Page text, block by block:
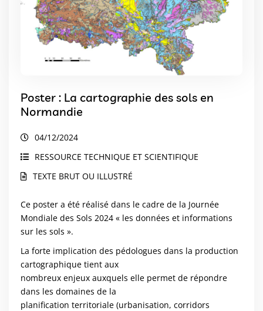
Poster : La cartographie des sols en
Normandie
04/12/2024
RESSOURCE TECHNIQUE ET SCIENTIFIQUE
TEXTE BRUT OU ILLUSTRÉ
Ce poster a été réalisé dans le cadre de la Journée
Mondiale des Sols 2024 « les données et informations
sur les sols ».
La forte implication des pédologues dans la production
cartographique tient aux
nombreux enjeux auxquels elle permet de répondre
dans les domaines de la
planification territoriale (urbanisation, corridors